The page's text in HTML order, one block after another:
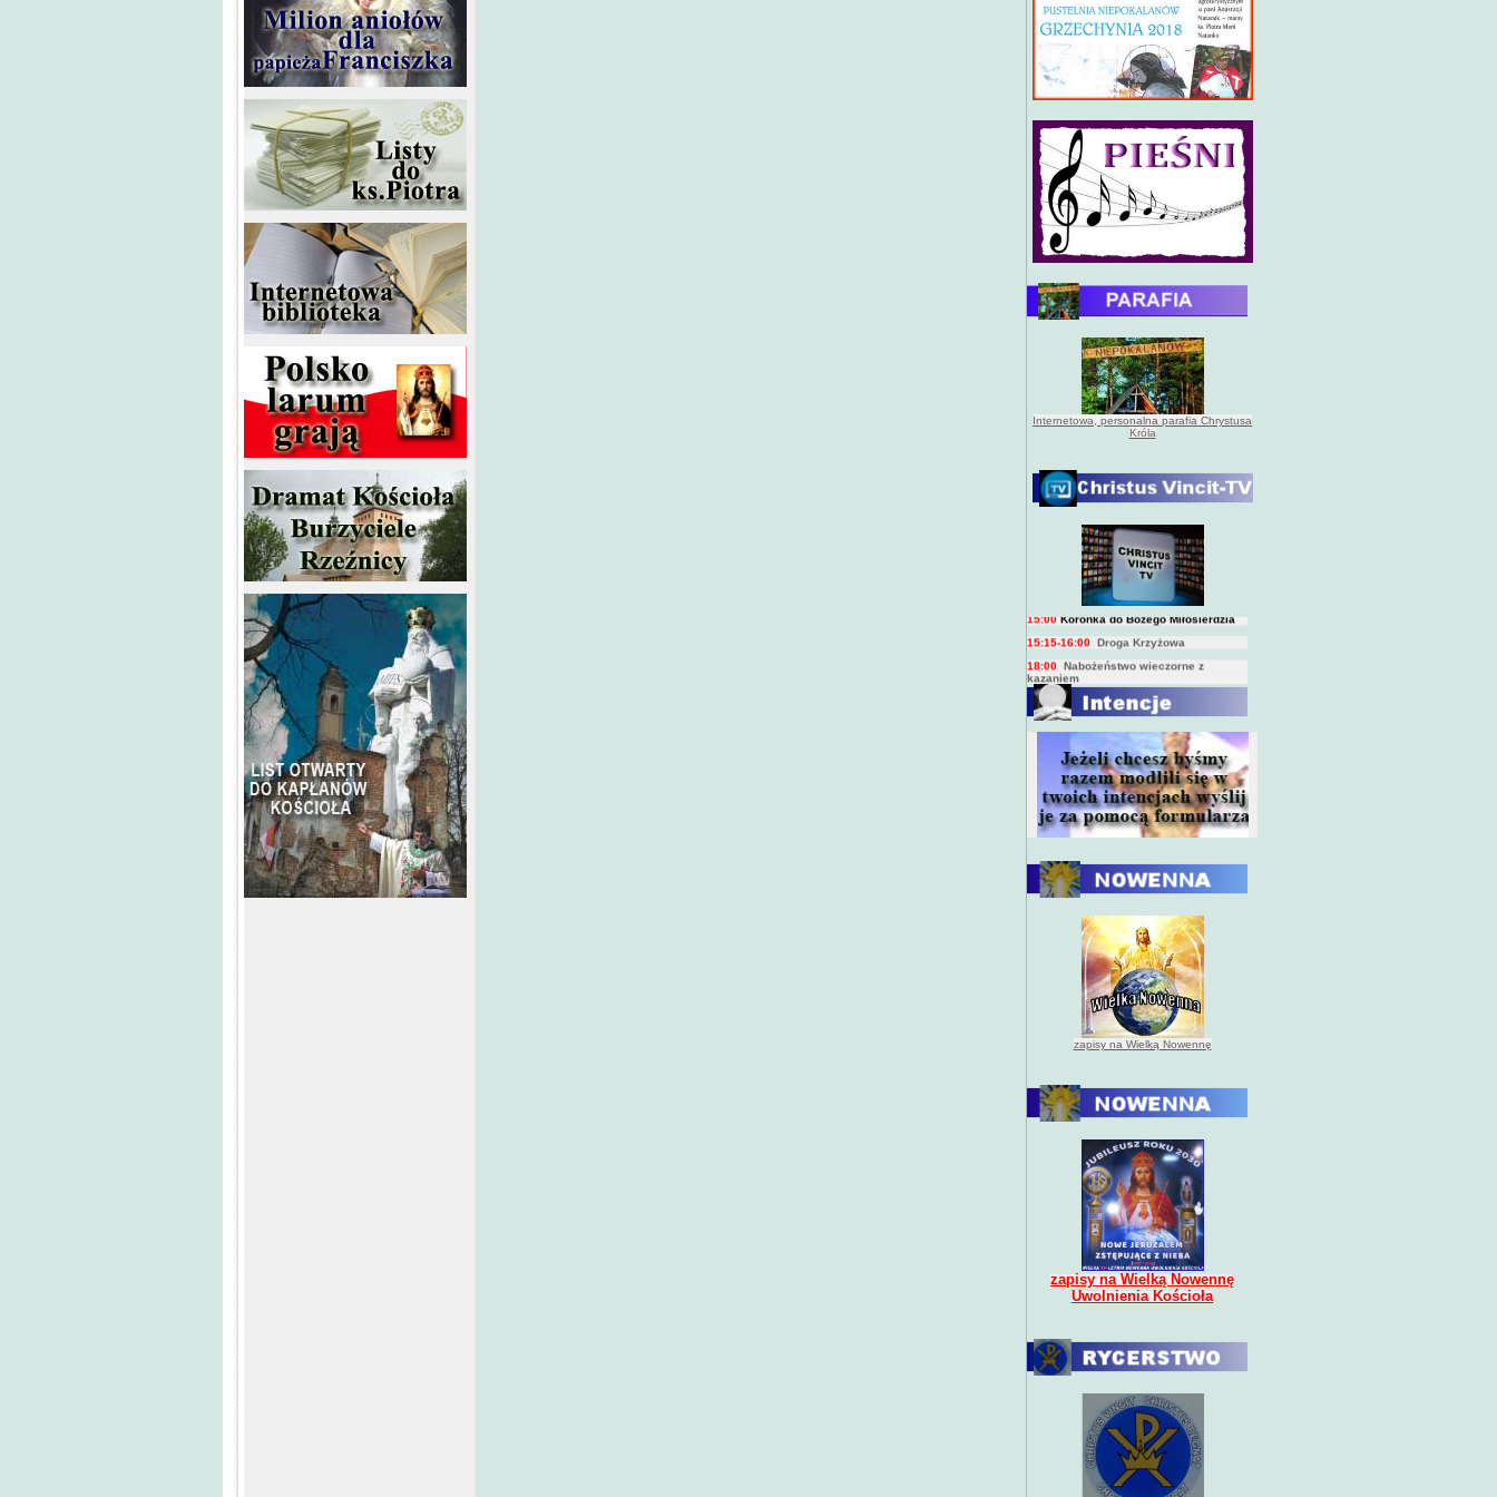
Internetowa, personalna parafia Chrystusa
Króla
BIEŻĄCY PROGRAM TRANSMISJI
BEZPOŚREDNICH
(na żywo)
Msza święta
Koronka do Bożego Miłosierdzia
15:15-16:00 Droga Krzyżowa
18:00 Nabożeństwo wieczorne z
kazaniem
10:00
Niedzielna Msza święta w miarę
możliwości ks. Piotra
zapisy na Wielką Nowennę
zapisy na Wielką Nowennę
Uwolnienia Kościoła